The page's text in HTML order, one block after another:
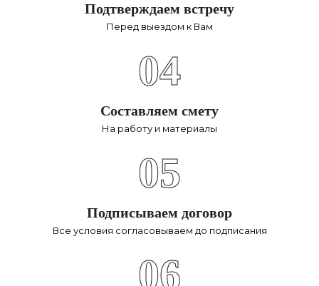
Подтверждаем встречу
Перед выездом к Вам
04
Составляем смету
На работу и материалы
05
Подписываем договор
Все условия согласовываем до подписания
06